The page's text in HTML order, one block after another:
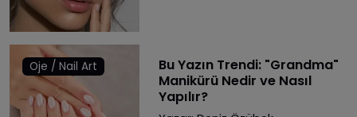
Oje / Nail Art
Bu Yazın Trendi: "Grandma"
Manikürü Nedir ve Nasıl
Yapılır?